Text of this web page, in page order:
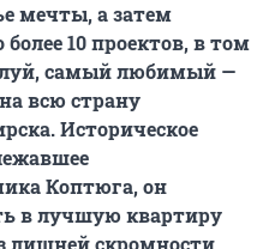
мечты, а затем
10 проектов, в том
самый любимый —
всю страну
Историческое
Коптюга, он
в лучшую квартиру
лишней скромности